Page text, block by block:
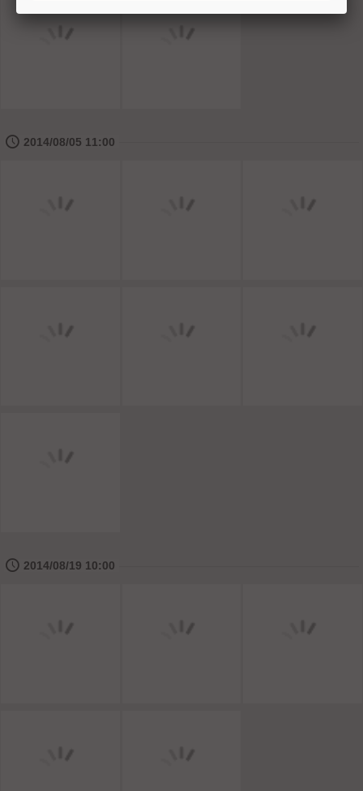
🕔 2014/08/05 11:00
🕔 2014/08/19 10:00